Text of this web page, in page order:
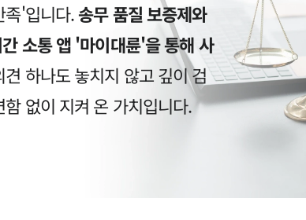
족'입니다.송무 품질 보증제와
소통 앱 '마이대륜'을 통해 사
하나도 놓치지 않고 깊이 검
없이 지켜 온 가치입니다.